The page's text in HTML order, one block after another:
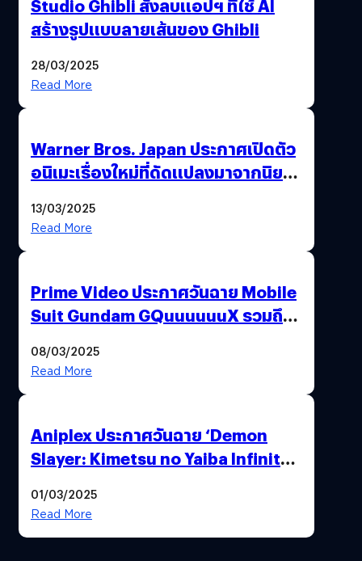
Studio Ghibli สั่งลบแอปฯ ที่ใช้ AI
สร้างรูปแบบลายเส้นของ Ghibli
28/03/2025
Read More
Warner Bros. Japan ประกาศเปิดตัว
อนิเมะเรื่องใหม่ที่ดัดแปลงมาจากนิยาย
13/03/2025
Read More
Prime Video ประกาศวันฉาย Mobile
Suit Gundam GQuuuuuuX รวมถึง
08/03/2025
Read More
Aniplex ประกาศวันฉาย ‘Demon
Slayer: Kimetsu no Yaiba Infinity
(อัปเดตวันฉายประเทศไทย)
01/03/2025
Read More